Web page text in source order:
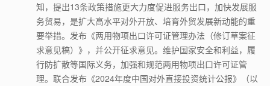
知，提出13条政策措施更大力度促进服务出口，加快发展服
务贸易，是扩大高水平对外开放、培育外贸发展新动能的重
要举措。发布《两用物项出口许可证管理办法（修订草案征
求意见稿）》，并公开征求意见。维护国家安全和利益，履
行防扩散等国际义务，加强和规范两用物项出口许可证管
理。联合发布《2024年度中国对外直接投资统计公报》（以